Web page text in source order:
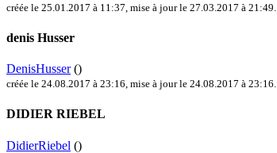
créée le 25.01.2017 à 11:37 mise à jour le 27.03.2017 à 21:49
denis Husser
DenisHusser ()
créée le 24.08.2017 à 23:16, mise à jour le 24.08.2017 à 23:16.
DIDIER RIEBEL
DidierRiebel ()